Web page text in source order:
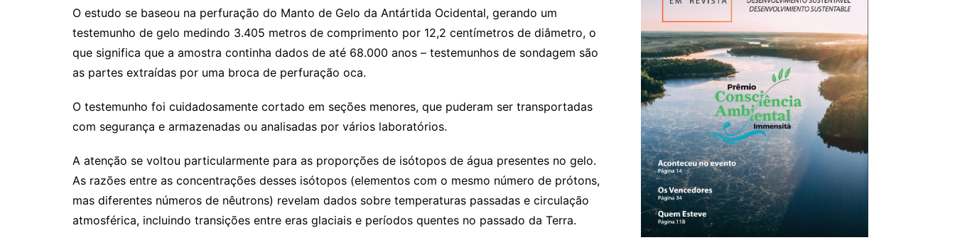
O estudo se baseou na perfuração do Manto de Gelo da Antártida Ocidental, gerando um
testemunho de gelo medindo 3.405 metros de comprimento por 12,2 centímetros de diâmetro, o
que significa que a amostra continha dados de até 68.000 anos – testemunhos de sondagem são
as partes extraídas por uma broca de perfuração oca.
O testemunho foi cuidadosamente cortado em seções menores, que puderam ser transportadas
com segurança e armazenadas ou analisadas por vários laboratórios.
A atenção se voltou particularmente para as proporções de isótopos de água presentes no gelo.
As razões entre as concentrações desses isótopos (elementos com o mesmo número de prótons,
mas diferentes números de nêutrons) revelam dados sobre temperaturas passadas e circulação
atmosférica, incluindo transições entre eras glaciais e períodos quentes no passado da Terra.